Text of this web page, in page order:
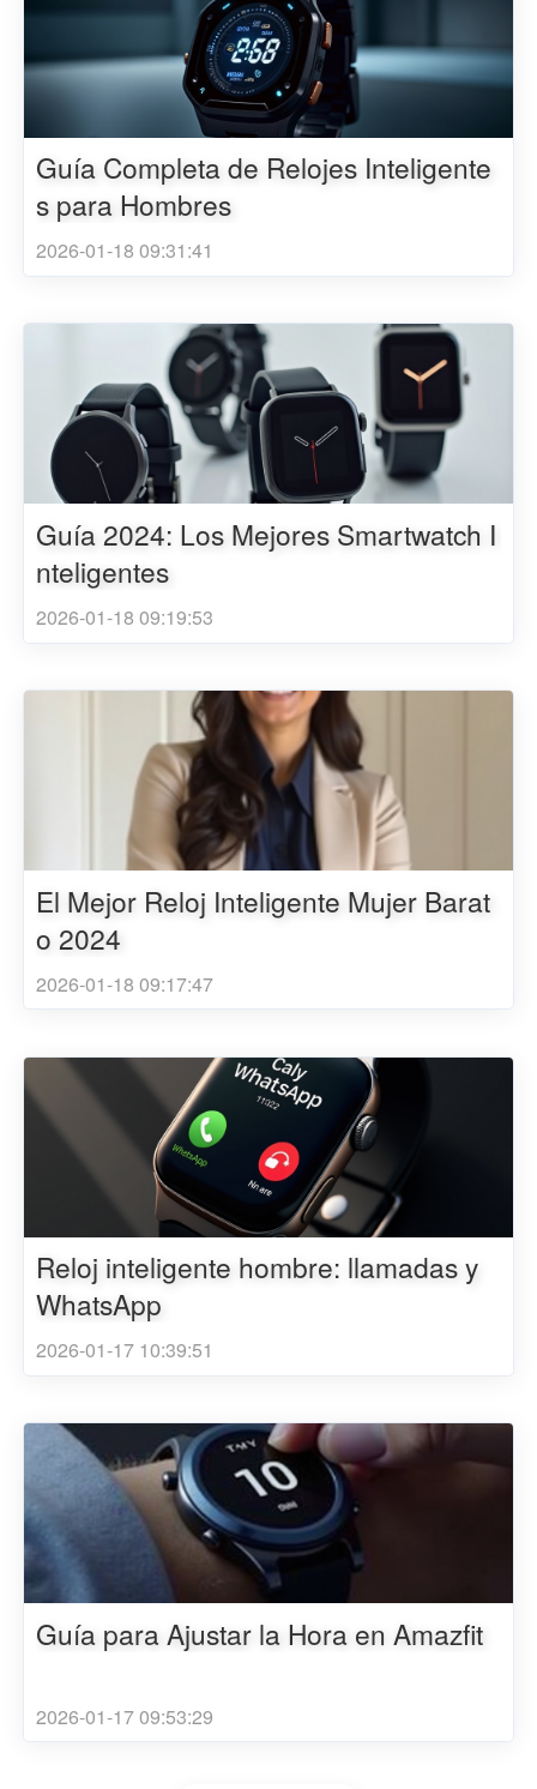
Guía Completa de Relojes Inteligente
s para Hombres
2026-01-18 09:31:41
Guía 2024: Los Mejores Smartwatch I
nteligentes
2026-01-18 09:19:53
El Mejor Reloj Inteligente Mujer Barat
o 2024
2026-01-18 09:17:47
Reloj inteligente hombre: llamadas y
WhatsApp
2026-01-17 10:39:51
Guía para Ajustar la Hora en Amazfit
2026-01-17 09:53:29